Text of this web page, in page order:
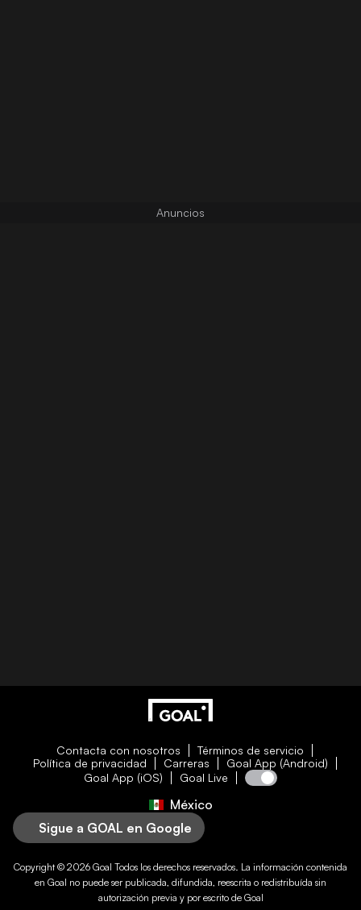
Contacta con nosotros
Términos de servicio
Política de privacidad
Carreras
Goal App (Android)
Goal App (iOS)
Goal Live
México
Sigue a GOAL en Google
Copyright © 2026 Goal Todos los derechos reservados. La información contenida
en Goal no puede ser publicada, difundida, reescrita o redistribuída sin
autorización previa y por escrito de Goal